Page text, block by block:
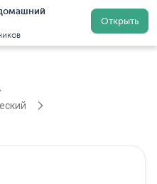
Открыть
Регистрация